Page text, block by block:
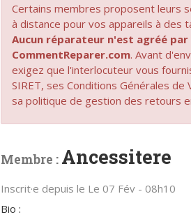
Certains membres proposent leurs
à distance pour vos appareils à des
Aucun réparateur n'est agréé par
CommentReparer.com. Avant
exigez que l'interlocuteur vous
SIRET, ses Conditions Générales
sa politique de gestion des retours
Membre : Ancessitere
Inscrit·e depuis le Le 07 Fév - 08h10
Bio :